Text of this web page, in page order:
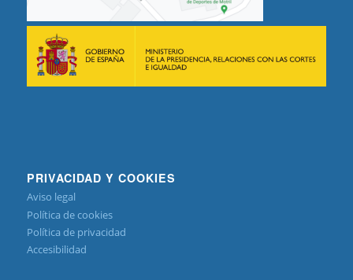
PRIVACIDAD Y COOKIES
Aviso legal
Política de cookies
Política de privacidad
Accesibilidad